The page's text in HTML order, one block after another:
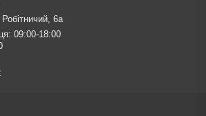
6а
09:00-18:00